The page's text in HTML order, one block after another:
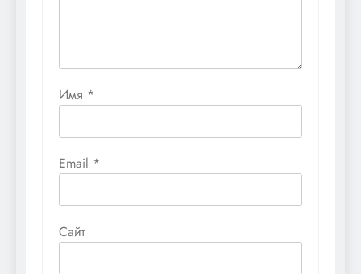
Имя *
Email *
Сайт